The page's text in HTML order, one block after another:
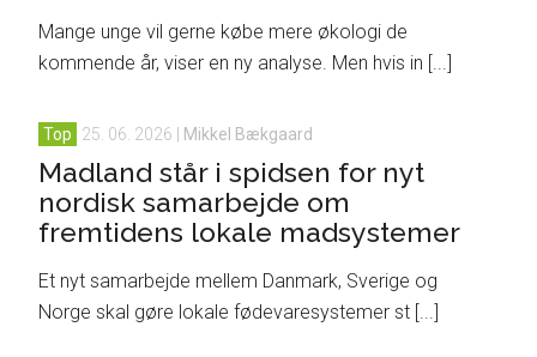
Mange unge vil gerne købe mere økologi de
kommende år, viser en ny analyse. Men hvis in [...]
Top 25. 06. 2026 Mikkel Bækgaard
Madland står i spidsen for nyt
nordisk samarbejde om
fremtidens lokale madsystemer
Et nyt samarbejde mellem Danmark, Sverige og
Norge skal gøre lokale fødevaresystemer st [...]